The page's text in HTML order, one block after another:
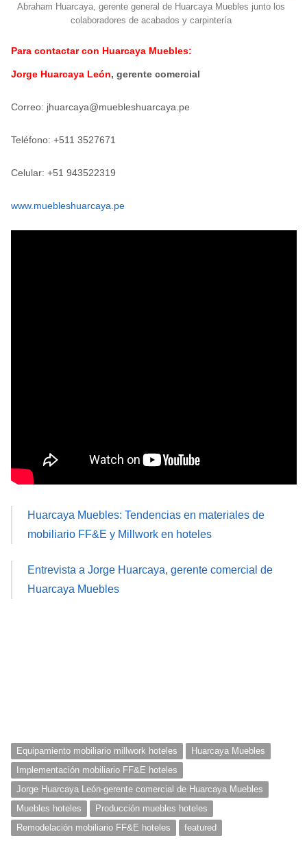
Abraham Huarcaya, gerente general de Huarcaya Muebles junto los
colaboradores de acabados y carpintería
Para contactar con Huarcaya Muebles:
Jorge Huarcaya León, gerente comercial
Correo: jhuarcaya@muebleshuarcaya.pe
Teléfono: +511 3527671
Celular: +51 943522319
www.muebleshuarcaya.pe
Huarcaya Muebles: Tendencias en materiales de
mobiliario FF&E y Millwork en hoteles
Entrevista a Jorge Huarcaya, gerente comercial de
Huarcaya Muebles
Equipamiento mobiliario millwork hoteles
Huarcaya Muebles
Implementación mobiliario FF&E hoteles
Jorge Huarcaya León-gerente comercial de Huarcaya Muebles
Muebles hoteles
Producción muebles hoteles
Remodelación mobiliario FF&E hoteles
featured